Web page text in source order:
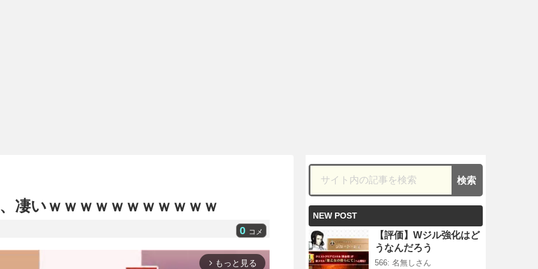
凄いｗｗｗｗｗｗｗｗｗｗｗ
0 コメ
arrow_forward_ios もっと見る
NEW POST
【評価】Wジル強化はど
うなんだろう
566: 名無しさん